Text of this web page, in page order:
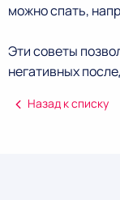
можно спать,
Эти советы
негативных
Назад к списку